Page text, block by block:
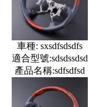
車種: sxsdfsdsdfs
適合型號:sdsdssdsd
產品名稱:sdfsdfsd